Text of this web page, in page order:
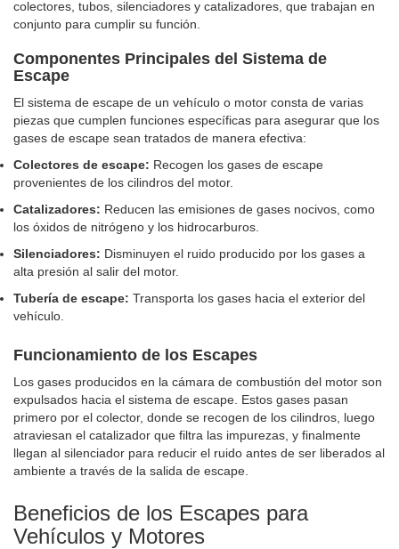
colectores, tubos, silenciadores y catalizadores, que trabajan en
conjunto para cumplir su función.
Componentes Principales del Sistema de
Escape
El sistema de escape de un vehículo o motor consta de varias
piezas que cumplen funciones específicas para asegurar que los
gases de escape sean tratados de manera efectiva:
Colectores de escape: Recogen los gases de escape
provenientes de los cilindros del motor.
Catalizadores: Reducen las emisiones de gases nocivos, como
los óxidos de nitrógeno y los hidrocarburos.
Silenciadores: Disminuyen el ruido producido por los gases a
alta presión al salir del motor.
Tubería de escape: Transporta los gases hacia el exterior del
vehículo.
Funcionamiento de los Escapes
Los gases producidos en la cámara de combustión del motor son
expulsados hacia el sistema de escape. Estos gases pasan
primero por el colector, donde se recogen de los cilindros, luego
atraviesan el catalizador que filtra las impurezas, y finalmente
llegan al silenciador para reducir el ruido antes de ser liberados al
ambiente a través de la salida de escape.
Beneficios de los Escapes para
Vehículos y Motores